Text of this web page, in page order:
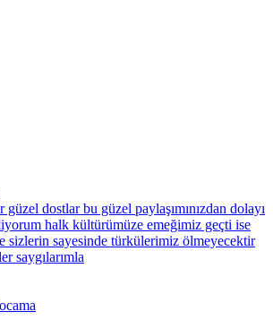
dostlar bu güzel paylaşımınızdan dolayı
halk kültürümüze emeğimiz geçti ise
sizlerin sayesinde türkülerimiz ölmeyecektir
saygılarımla